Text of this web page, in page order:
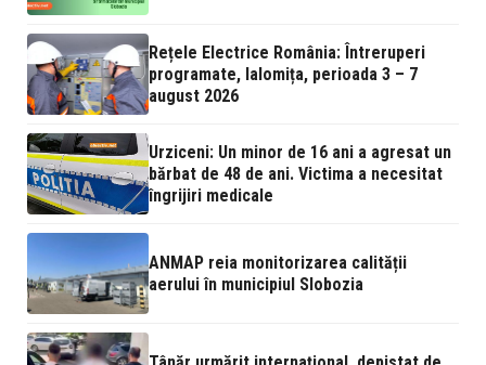
Rețele Electrice România: Întreruperi
programate, Ialomița, perioada 3 – 7
august 2026
Urziceni: Un minor de 16 ani a agresat un
bărbat de 48 de ani. Victima a necesitat
îngrijiri medicale
ANMAP reia monitorizarea calității
aerului în municipiul Slobozia